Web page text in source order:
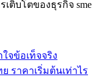
ติบโตของธุรกิจ sme
จข้อเท็จจริง
ราคาเริ่มต้นเท่าไร